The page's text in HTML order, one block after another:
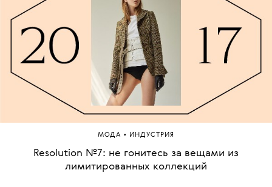
МОДА • ИНДУСТРИЯ
Resolution №7: не гонитесь за вещами из
лимитированных коллекций